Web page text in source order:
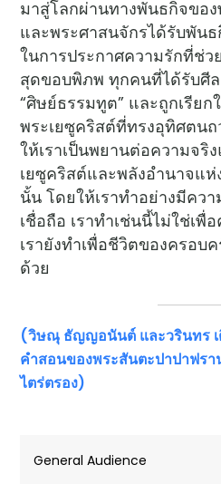
มาสู่โลกผ่านทางพันธกิจขอ
และพระศาสนจักรได้รับพัน
ในการประกาศความรักที่ช่
สุดขอบพิภพ ทุกคนที่ได้รับศี
“ศิษย์ธรรมทูต” และถูกเรียก
พระเยซูคริสต์ที่ทรงอุทิศตนถ
ให้เราเป็นพยานต่อความจริ
เยซูคริสต์และพลังอำนาจแ
นั้น โดยให้เราทำอย่างมีคว
เชื่อถือ เราทำเช่นนี้ไม่ใช่เ
เรายังทำเพื่อชีวิตของครอ
ด้วย
(วิษณุ ธัญญอนันต์ และวรินทร เ
คำสอนของพระสันตะปาปาฟร
ไตร่ตรอง)
General Audience